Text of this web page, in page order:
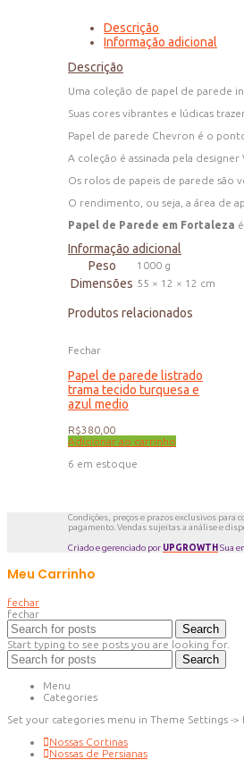
Descrição
Informação adicional
Descrição
Uma coleção de papel de parede
Suas cores vibrantes e lúdicas
Papel de parede Chevron é o
A coleção é assinada pela
Os rolos de papeis de parede são
O rendimento, ou seja, a área de
Papel de Parede em Fortaleza
Informação adicional
Peso
1000 g
Dimensões 55 × 12 × 12 cm
Produtos relacionados
Fechar
Papel de parede listrado
trama tecido turquesa e
azul medio
R$380,00
Adicionar ao carrinho
6 em estoque
Condições, preços e prazos exclusivos para
pagamento. Vendas sujeitas a análise e
Criado e gerenciado por UPGROWTH Sua
Meu Carrinho
fechar
fechar
Search
Start typing to see posts you are looking for.
Search
Menu
Categories
Set your categories menu in Theme Settings -
Nossas Cortinas
Nossas de Persianas